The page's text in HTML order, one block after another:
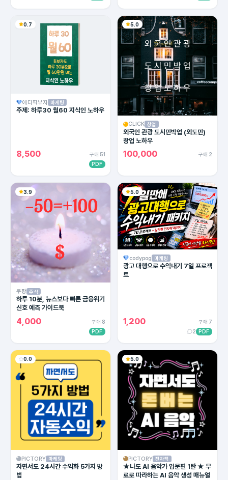
0.7
에디픽부자 마케팅
주제: 하루30 월60 지식인 노하우
8,500
구매 51
PDF
5.0
CLICK 창업
외국인 관광 도시민박업 (외도민)
창업 노하우
100,000 구매 2
3.9
쿠팡 주식
하루 10분, 뉴스보다 빠른 금융위기
신호 예측 가이드북
4,000
구매 8
PDF
5.0
codypog 마케팅
광고 대행으로 수익내기 7일 프로젝
트
1,200
구매 7
2 PDF
0.0
PICTORY 마케팅
자면서도 24시간 수익화 5가지 방
법
5.0
PICTORY 전자책
★나도 AI 음악가 입문편 1탄 ★ 무
료로 따라하는 AI 음악 생성 매뉴얼